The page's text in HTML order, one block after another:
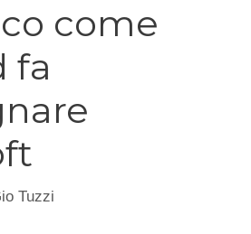
come
fa
Tuzzi